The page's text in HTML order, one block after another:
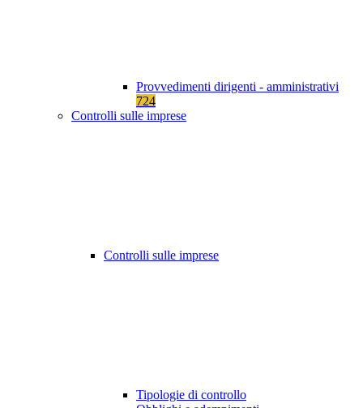
Provvedimenti dirigenti - amministrativi
724
Controlli sulle imprese
Controlli sulle imprese
Tipologie di controllo